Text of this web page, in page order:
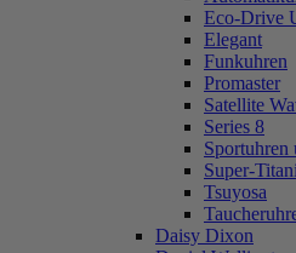
Eco-Drive
Elegant
Funkuhren
Promaster
Satellite
Series 8
Sportuhren
Super-
Tsuyosa
Daisy Dixon